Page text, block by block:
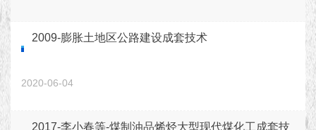
2009-膨胀土地区公路建设成套技术
2020-06-04
2017-李小春等-煤制油品烯烃大型现代煤化工成套技